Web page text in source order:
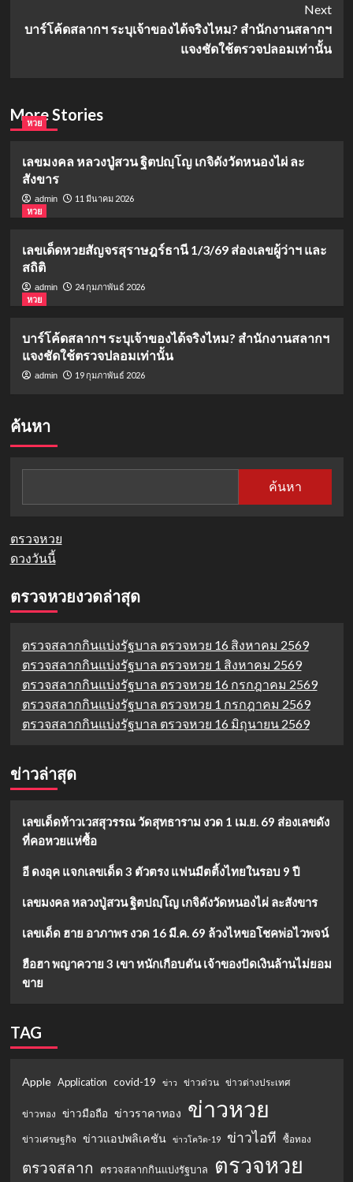
Next
บาร์โค้ดสลากฯ ระบุเจ้าของได้จริงไหม? สำนักงานสลากฯ
แจงชัดใช้ตรวจปลอมเท่านั้น
More Stories
หวย
เลขมงคล หลวงปู่สวน ฐิตปญฺโญ เกจิดังวัดหนองไผ่ ละ
สังขาร
admin
11 มีนาคม 2026
หวย
เลขเด็ดหวยสัญจรสุราษฎร์ธานี 1/3/69 ส่องเลขผู้ว่าฯ และ
สถิติ
admin
24 กุมภาพันธ์ 2026
หวย
บาร์โค้ดสลากฯ ระบุเจ้าของได้จริงไหม? สำนักงานสลากฯ
แจงชัดใช้ตรวจปลอมเท่านั้น
admin 19 กุมภาพันธ์ 2026
ค้นหา
ค้นหา
ตรวจหวย
ดวงวันนี้
ตรวจหวยงวดล่าสุด
ตรวจสลากกินแบ่งรัฐบาล ตรวจหวย 16 สิงหาคม 2569
ตรวจสลากกินแบ่งรัฐบาล ตรวจหวย 1 สิงหาคม 2569
ตรวจสลากกินแบ่งรัฐบาล ตรวจหวย 16 กรกฎาคม 2569
ตรวจสลากกินแบ่งรัฐบาล ตรวจหวย 1 กรกฎาคม 2569
ตรวจสลากกินแบ่งรัฐบาล ตรวจหวย 16 มิถุนายน 2569
ข่าวล่าสุด
เลขเด็ดท้าวเวสสุวรรณ วัดสุทธาราม งวด 1 เม.ย. 69 ส่องเลขดัง
ที่คอหวยแห่ซื้อ
อี ดงอุค แจกเลขเด็ด 3 ตัวตรง แฟนมีตติ้งไทยในรอบ 9 ปี
เลขมงคล หลวงปู่สวน ฐิตปญฺโญ เกจิดังวัดหนองไผ่ ละสังขาร
เลขเด็ด ฮาย อาภาพร งวด 16 มี.ค. 69 ล้วงไหขอโชคพ่อไวพจน์
ฮือฮา พญาควาย 3 เขา หนักเกือบตัน เจ้าของปัดเงินล้านไม่ยอม
ขาย
TAG
Apple Application covid-19 ข่าว ข่าวด่วน ข่าวต่างประเทศ
ข่าวทอง ข่าวมือถือ ข่าวราคาทอง ข่าวหวย
ข่าวเศรษฐกิจ ข่าวแอปพลิเคชัน ข่าวโควิด-19 ข่าวไอที ซื้อทอง
ตรวจสลาก ตรวจสลากกินแบ่งรัฐบาล ตรวจหวย